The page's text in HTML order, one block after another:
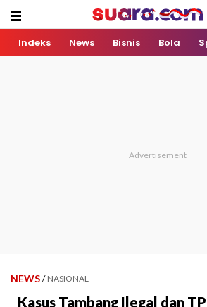
Indeks News Bisnis Bola
NEWS / NASIONAL
Kasus Tambang Ilegal dan